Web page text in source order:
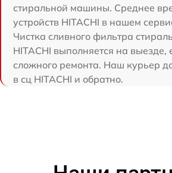
стиральной машины. Среднее
устройств HITACHI в нашем
Чистка сливного фильтра
HITACHI выполняется на выезде,
сложного ремонта. Наш курьер
в сц HITACHI и обратно.